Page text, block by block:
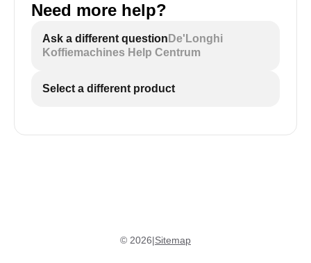
Need more help?
Ask a different question De'Longhi
Koffiemachines Help Centrum
Select a different product
© 2026|Sitemap